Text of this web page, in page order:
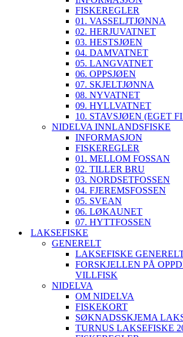
FISKEREGLER
01. VASSELJTJØNNA
02. HERJUVATNET
03. HESTSJØEN
04. DAMVATNET
05. LANGVATNET
06. OPPSJØEN
07. SKJELTJØNNA
08. NYVATNET
09. HYLLVATNET
10. STAVSJØEN (EGET
NIDELVA INNLANDSFISKE
INFORMASJON
FISKEREGLER
01. MELLOM FOSSAN
02. TILLER BRU
03. NORDSETFOSSEN
04. FJEREMSFOSSEN
05. SVEAN
06. LØKAUNET
07. HYTTFOSSEN
LAKSEFISKE
GENERELT
LAKSEFISKE
FORSKJELLEN PÅ
VILLFISK
NIDELVA
OM NIDELVA
FISKEKORT
SØKNADSSKJEMA
TURNUS LAKSEFISKE